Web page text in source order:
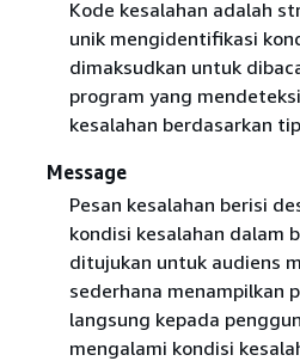
Kode kesalahan adalah
unik mengidentifikasi
dimaksudkan untuk
program yang
kesalahan berdasarkan
Message
Pesan kesalahan berisi
kondisi kesalahan dalam
ditujukan untuk audiens
sederhana menampilkan
langsung kepada
mengalami kondisi